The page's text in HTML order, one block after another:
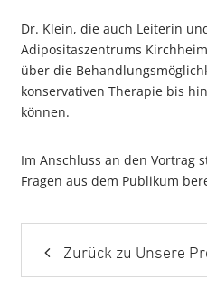
Dr. Klein, die auch Leiterin
Adipositaszentrums
über die
konservativen Therapie bis
können.
Im Anschluss an den Vortrag
Fragen aus dem Publikum
Zurück zu Unsere